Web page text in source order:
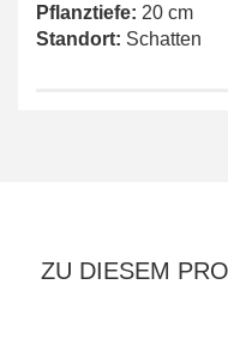
Pflanztiefe: 20 cm
Standort: Schatten
ZU DIESEM